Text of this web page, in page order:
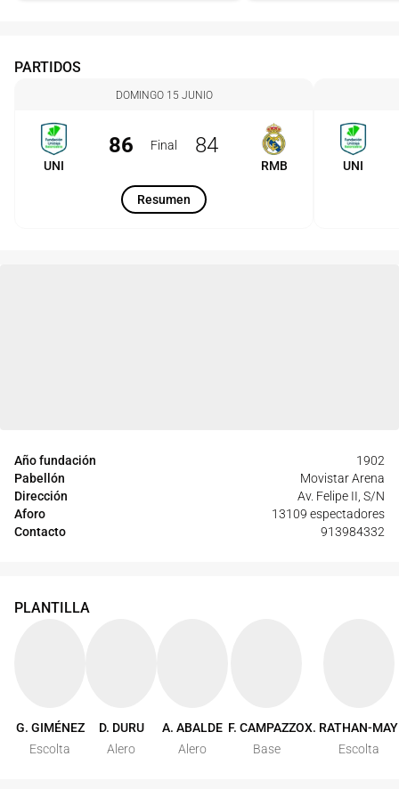
Año fundación
1902
Pabellón
Movistar Arena
Dirección
Av. Felipe II, S/N
Aforo
13109 espectadores
Contacto
913984332
PARTIDOS
DOMINGO 15 JUNIO
UNI
86 Final 84
RMB
Resumen
UNI
PLANTILLA
G. GIMÉNEZ
Escolta
D. DURU
Alero
A. ABALDE
Alero
F. CAMPAZZO
Base
X. RATHAN-
Escolta